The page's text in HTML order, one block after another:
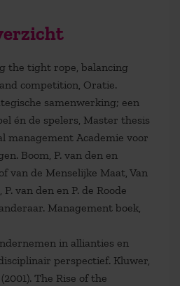
the tight rope, balancing
competition, Oratie.
samenwerking; een
én de spelers, Master thesis
management Academie voor
Boom, P. van den en
van de Menselijke Maat, Van
van den en P. de Roode
Management boek,
in allianties en
perspectief. Kluwer,
The Rise of the